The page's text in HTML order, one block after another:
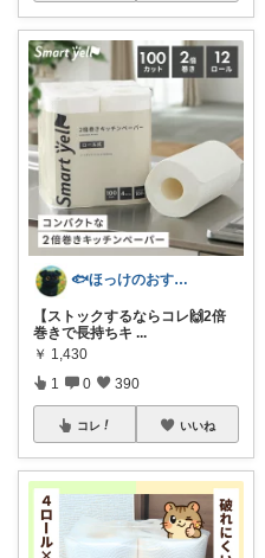
🐟ほっけのおすすめ＠朝コレ派🐾
【ストックするならコレ🙌2倍
巻きで長持ちキ ...
￥ 1,430
1 0 390
コレ いいね